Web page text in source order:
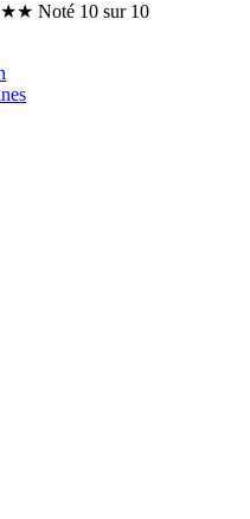
★★ Noté 10 sur 10